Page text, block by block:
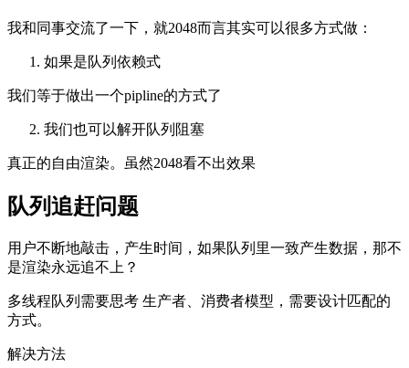
我和同事交流了一下，就2048而言其实可以很多方式做：
如果是队列依赖式
我们等于做出一个pipline的方式了
我们也可以解开队列阻塞
真正的自由渲染。虽然2048看不出效果
队列追赶问题
用户不断地敲击，产生时间，如果队列里一致产生数据，那不
是渲染永远追不上？
多线程队列需要思考 生产者、消费者模型，需要设计匹配的
方式。
解决方法